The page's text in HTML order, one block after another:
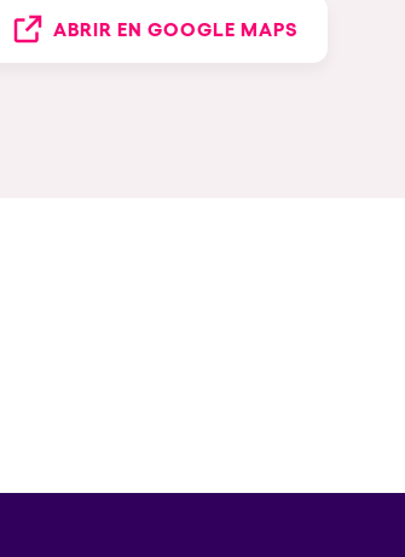
ABRIR EN GOOGLE MAPS